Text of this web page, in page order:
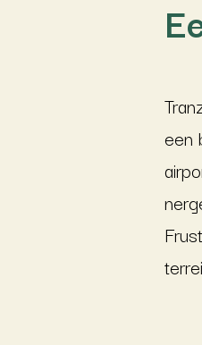
een